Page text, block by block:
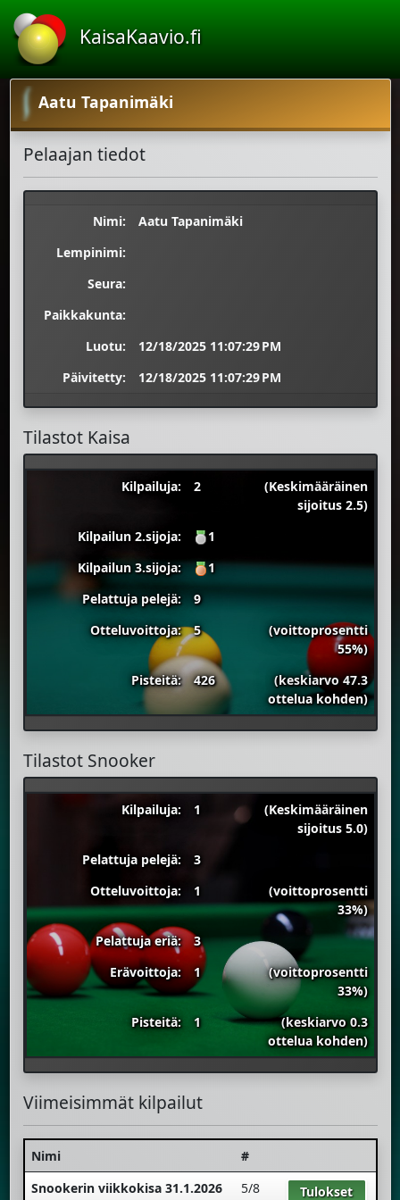
KaisaKaavio.fi
Aatu Tapanimäki
Pelaajan tiedot
Nimi:
Aatu Tapanimäki
Lempinimi:
Seura:
Paikkakunta:
Luotu:
12/18/2025 11:07:29 PM
Päivitetty:
12/18/2025 11:07:29 PM
Tilastot Kaisa
Kilpailuja: 2
(Keskimääräinen
sijoitus 2.5)
Kilpailun 2.sijoja:
1
Kilpailun 3.sijoja:
1
Pelattuja pelejä:
9
Otteluvoittoja:
5
(voittoprosentti
55%)
Pisteitä:
426
(keskiarvo 47.3
ottelua kohden)
Tilastot Snooker
Kilpailuja: 1
(Keskimääräinen
sijoitus 5.0)
Pelattuja pelejä:
3
Otteluvoittoja:
1
(voittoprosentti
33%)
Pelattuja eriä:
3
Erävoittoja:
1
(voittoprosentti
33%)
Pisteitä:
1
(keskiarvo 0.3
ottelua kohden)
Viimeisimmät kilpailut
Nimi
#
Snookerin viikkokisa 31.1.2026
5/8 Tulokset